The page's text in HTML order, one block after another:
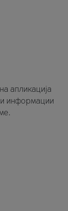
апликација
информации